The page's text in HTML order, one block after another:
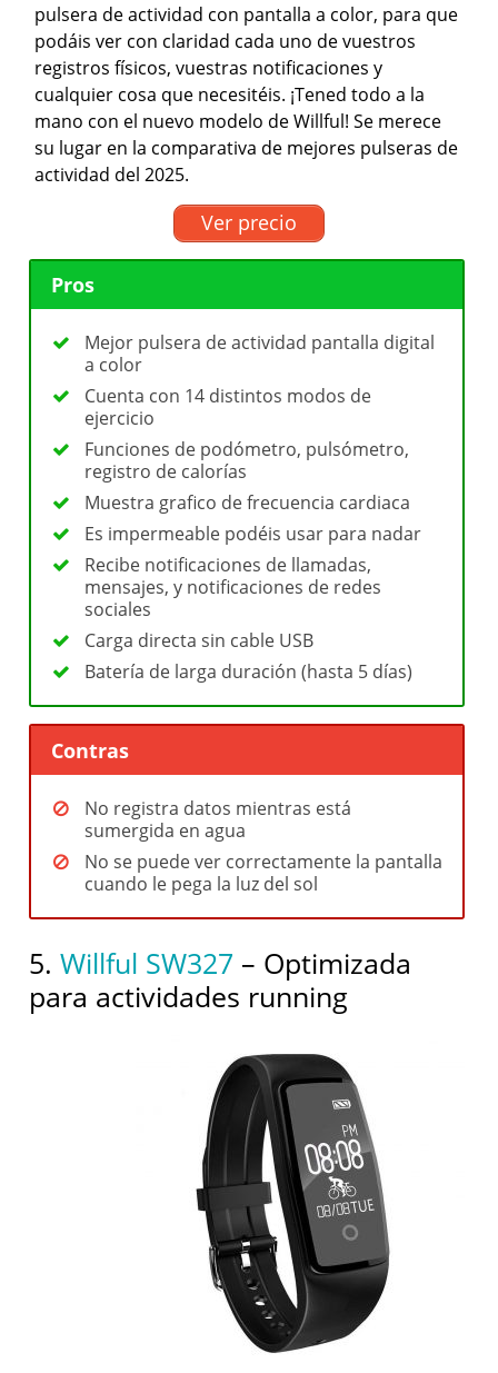
pulsera de actividad con pantalla a color, para que
podáis ver con claridad cada uno de vuestros
registros físicos, vuestras notificaciones y
cualquier cosa que necesitéis. ¡Tened todo a la
mano con el nuevo modelo de Willful! Se merece
su lugar en la comparativa de mejores pulseras de
actividad del 2025.
Ver precio
Pros
Mejor pulsera de actividad pantalla digital
a color
Cuenta con 14 distintos modos de
ejercicio
Funciones de podómetro, pulsómetro,
registro de calorías
Muestra grafico de frecuencia cardiaca
Es impermeable podéis usar para nadar
Recibe notificaciones de llamadas,
mensajes, y notificaciones de redes
sociales
Carga directa sin cable USB
Batería de larga duración (hasta 5 días)
Contras
No registra datos mientras está
sumergida en agua
No se puede ver correctamente la pantalla
cuando le pega la luz del sol
5.Willful SW327 – Optimizada
para actividades running